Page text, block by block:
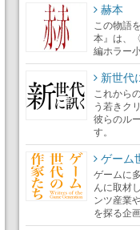
赫本
この物語
本』は、
編ホラー
新世代
これから
う若きク
彼らのル
す。
ゲーム
ゲームに
んに取材
ンツ産業
を探る企